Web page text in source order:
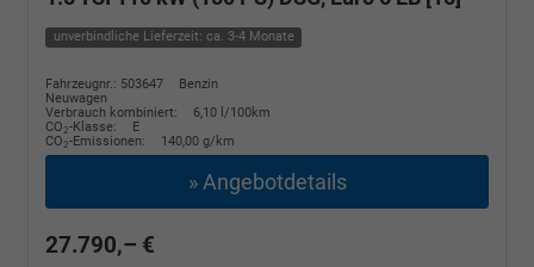
unverbindliche Lieferzeit: ca. 3-4 Monate
Fahrzeugnr.: 503647
Benzin
Neuwagen
Verbrauch kombiniert:
6,10 l/100km
CO2-Klasse:
E
CO2-Emissionen: 140,00 g/km
» Angebotdetails
27.790,– €